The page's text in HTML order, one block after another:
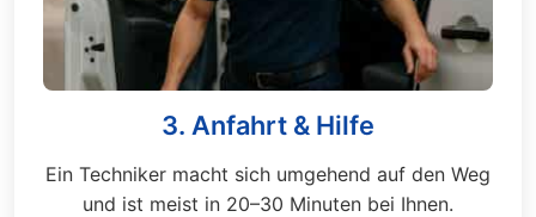
3. Anfahrt & Hilfe
Ein Techniker macht sich umgehend auf den Weg
und ist meist in 20–30 Minuten bei Ihnen.